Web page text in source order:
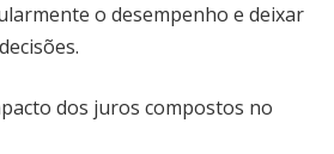
o desempenho e deixar
dos juros compostos no